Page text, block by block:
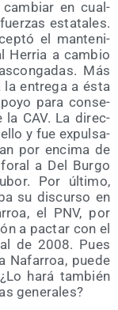
en cual­
esta­ta­les.
el man­te­ni­
Herria a cam­bio
Más
entre­ga a ésta
para con­se­
la CAV. La direc­
y fue expul­sa­
por enci­ma de
a Del Bur­go
Por últi­mo,
su dis­cur­so en
el PNV, por
a pac­tar con el
de 2008. Pues
Nafa­rroa, pue­de
hará tam­bién
generales?